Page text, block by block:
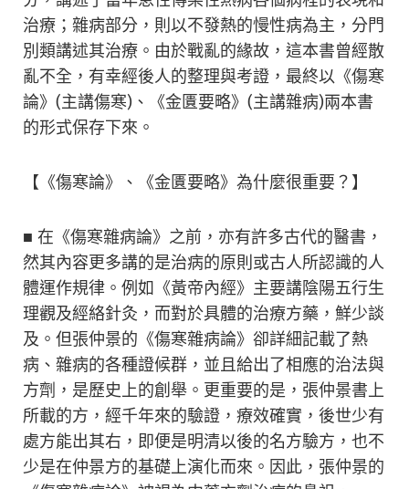
治療；雜病部分，則以不發熱的慢性病為主，分門
別類講述其治療。由於戰亂的緣故，這本書曾經散
亂不全，有幸經後人的整理與考證，最終以《傷寒
論》(主講傷寒)、《金匱要略》(主講雜病)兩本書
的形式保存下來。
【《傷寒論》、《金匱要略》為什麼很重要？】
■ 在《傷寒雜病論》之前，亦有許多古代的醫書，
然其內容更多講的是治病的原則或古人所認識的人
體運作規律。例如《黃帝內經》主要講陰陽五行生
理觀及經絡針灸，而對於具體的治療方藥，鮮少談
及。但張仲景的《傷寒雜病論》卻詳細記載了熱
病、雜病的各種證候群，並且給出了相應的治法與
方劑，是歷史上的創舉。更重要的是，張仲景書上
所載的方，經千年來的驗證，療效確實，後世少有
處方能出其右，即便是明清以後的名方驗方，也不
少是在仲景方的基礎上演化而來。因此，張仲景的